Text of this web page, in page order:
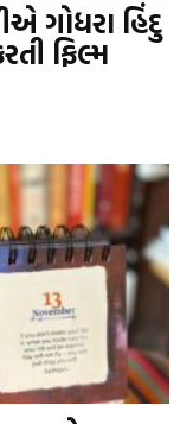
ગોધરા હિંદુ
ફિલ્મ